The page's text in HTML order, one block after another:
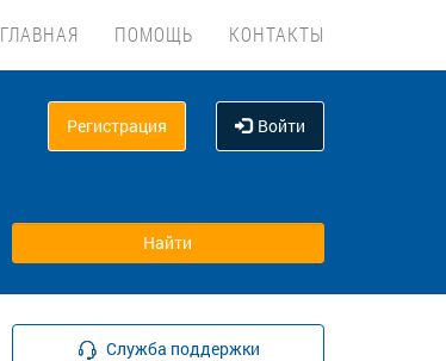
ГЛАВНАЯ ПОМОЩЬ КОНТАКТЫ
Регистрация Войти
Служба поддержки